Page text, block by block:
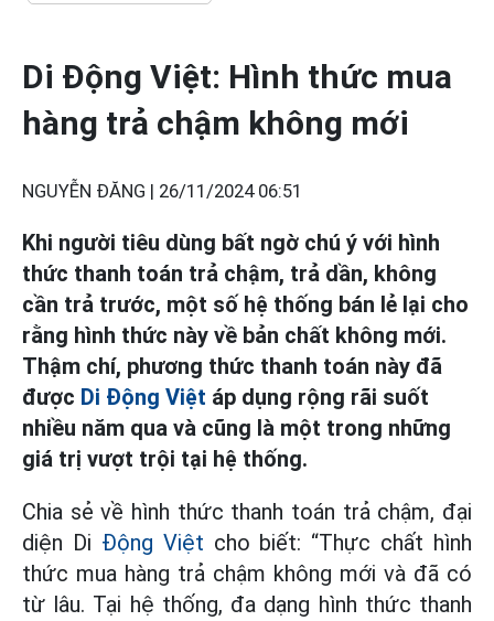
Di Động Việt: Hình thức mua
hàng trả chậm không mới
NGUYỄN ĐĂNG | 26/11/2024 06:51
Khi người tiêu dùng bất ngờ chú ý với hình
thức thanh toán trả chậm, trả dần, không
cần trả trước, một số hệ thống bán lẻ lại cho
rằng hình thức này về bản chất không mới.
Thậm chí, phương thức thanh toán này đã
được Di Động Việt áp dụng rộng rãi suốt
nhiều năm qua và cũng là một trong những
giá trị vượt trội tại hệ thống.
Chia sẻ về hình thức thanh toán trả chậm, đại
diện Di Động Việt cho biết: “Thực chất hình
thức mua hàng trả chậm không mới và đã có
từ lâu. Tại hệ thống, đa dạng hình thức thanh